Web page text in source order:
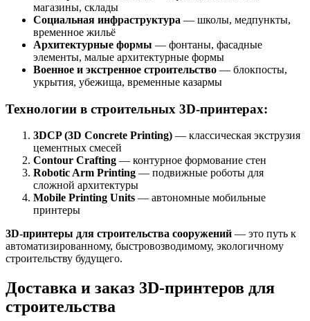
магазины, склады
Социальная инфраструктура — школы, медпункты,
временное жильё
Архитектурные формы — фонтаны, фасадные
элементы, малые архитектурные формы
Военное и экстренное строительство — блокпосты,
укрытия, убежища, временные казармы
Технологии в строительных 3D-принтерах:
3DCP (3D Concrete Printing) — классическая экструзия
цементных смесей
Contour Crafting — контурное формование стен
Robotic Arm Printing — подвижные роботы для
сложной архитектуры
Mobile Printing Units — автономные мобильные
принтеры
3D-принтеры для строительства сооружений — это путь к
автоматизированному, быстровозводимому, экологичному
строительству будущего.
Доставка и заказ 3D-принтеров для
строительства